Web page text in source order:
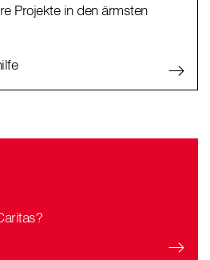
Projekte in den ärmsten